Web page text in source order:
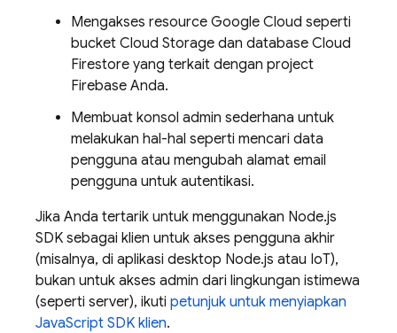
Mengakses resource Google Cloud seperti
bucket Cloud Storage dan database Cloud
Firestore yang terkait dengan project
Firebase Anda.
Membuat konsol admin sederhana untuk
melakukan hal-hal seperti mencari data
pengguna atau mengubah alamat email
pengguna untuk autentikasi.
Jika Anda tertarik untuk menggunakan Node.js
SDK sebagai klien untuk akses pengguna akhir
(misalnya, di aplikasi desktop Node.js atau IoT),
bukan untuk akses admin dari lingkungan istimewa
(seperti server), ikuti petunjuk untuk menyiapkan
JavaScript SDK klien.